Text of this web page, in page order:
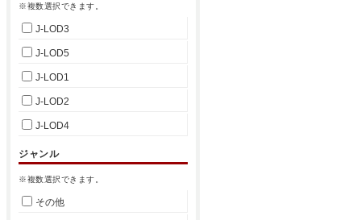
※複数選択できます。
J-LOD3
J-LOD5
J-LOD1
J-LOD2
J-LOD4
ジャンル
※複数選択できます。
その他